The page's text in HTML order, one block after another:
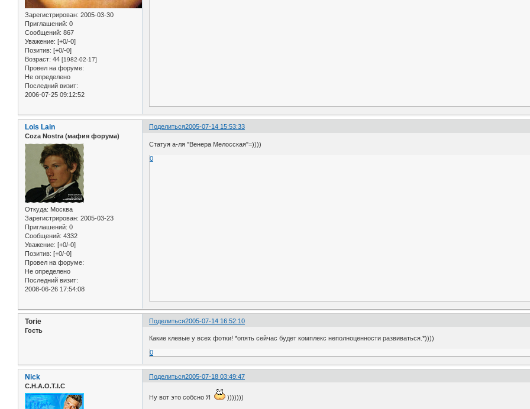
Зарегистрирован: 2005-03-30
Приглашений: 0
Сообщений: 867
Уважение: [+0/-0]
Позитив: [+0/-0]
Возраст: 44 [1982-02-17]
Провел на форуме:
Не определено
Последний визит:
2006-07-25 09:12:52
Поделиться2005-07-14 15:53:33
Lois Lain
Coza Nostra (мафия форума)
Откуда: Москва
Зарегистрирован: 2005-03-23
Приглашений: 0
Сообщений: 4332
Уважение: [+0/-0]
Позитив: [+0/-0]
Провел на форуме:
Не определено
Последний визит:
2008-06-26 17:54:08
Статуя а-ля "Венера Мелосская"=))))
0
Поделиться2005-07-14 16:52:10
Torie
Гость
Какие клевые у всех фотки! *опять сейчас будет комплекс неполноценности развиваться.*))))
0
Поделиться2005-07-18 03:49:47
Nick
C.H.A.O.T.I.C
Ну вот это собсно Я )))))))